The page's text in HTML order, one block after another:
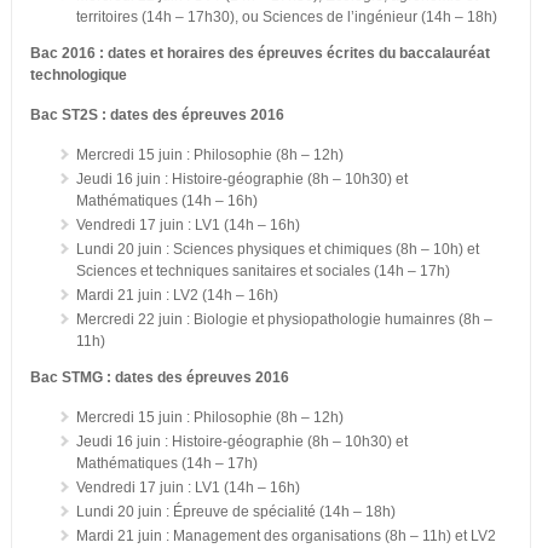
territoires (14h – 17h30), ou Sciences de l’ingénieur (14h – 18h)
Bac 2016 : dates et horaires des épreuves écrites du baccalauréat
technologique
Bac ST2S : dates des épreuves 2016
Mercredi 15 juin : Philosophie (8h – 12h)
Jeudi 16 juin : Histoire-géographie (8h – 10h30) et
Mathématiques (14h – 16h)
Vendredi 17 juin : LV1 (14h – 16h)
Lundi 20 juin : Sciences physiques et chimiques (8h – 10h) et
Sciences et techniques sanitaires et sociales (14h – 17h)
Mardi 21 juin : LV2 (14h – 16h)
Mercredi 22 juin : Biologie et physiopathologie humainres (8h –
11h)
Bac STMG : dates des épreuves 2016
Mercredi 15 juin : Philosophie (8h – 12h)
Jeudi 16 juin : Histoire-géographie (8h – 10h30) et
Mathématiques (14h – 17h)
Vendredi 17 juin : LV1 (14h – 16h)
Lundi 20 juin : Épreuve de spécialité (14h – 18h)
Mardi 21 juin : Management des organisations (8h – 11h) et LV2